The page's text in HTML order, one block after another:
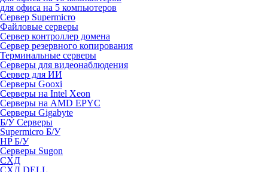
для офиса на 5 компьютеров
Сервер Supermicro
Файловые серверы
Сервер контроллер домена
Сервер резервного копирования
Терминальные серверы
Серверы для видеонаблюдения
Сервер для ИИ
Серверы Gooxi
Серверы на Intel Xeon
Серверы на AMD EPYC
Серверы Gigabyte
Б/У Серверы
Supermicro Б/У
HP Б/У
Серверы Sugon
СХД
СХД DELL